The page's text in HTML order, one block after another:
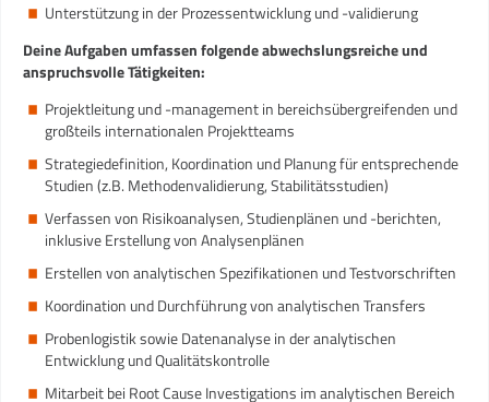
Unterstützung in der Prozessentwicklung und -validierung
Deine Aufgaben umfassen folgende abwechslungsreiche und
anspruchsvolle Tätigkeiten:
Projektleitung und -management in bereichsübergreifenden und
großteils internationalen Projektteams
Strategiedefinition, Koordination und Planung für entsprechende
Studien (z.B. Methodenvalidierung, Stabilitätsstudien)
Verfassen von Risikoanalysen, Studienplänen und -berichten,
inklusive Erstellung von Analysenplänen
Erstellen von analytischen Spezifikationen und Testvorschriften
Koordination und Durchführung von analytischen Transfers
Probenlogistik sowie Datenanalyse in der analytischen
Entwicklung und Qualitätskontrolle
Mitarbeit bei Root Cause Investigations im analytischen Bereich